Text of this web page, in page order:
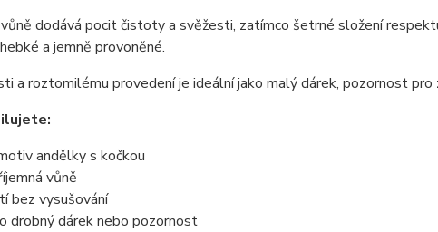
dodává pocit čistoty a svěžesti, zatímco šetrné složení
a jemně provoněné.
a roztomilému provedení je ideální jako malý dárek, pozornost
andělky s kočkou
vůně
bez vysušování
drobný dárek nebo pozornost